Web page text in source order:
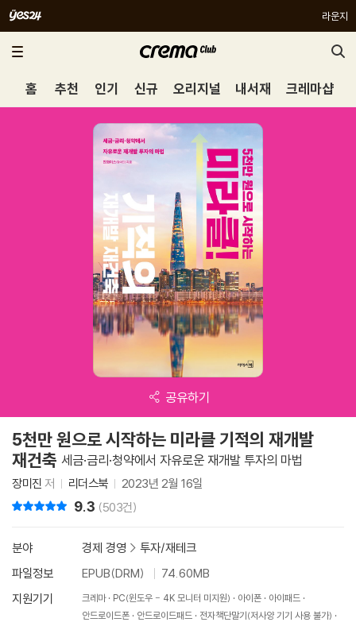
라운지
홈 추천 인기 신규 오리지널 내서재 크레마샵
공유하기
5천만 원으로 시작하는 미라클 기적의 재개발
재건축 세금·금리·청약에서 자유로운 재개발 투자의 마법
장미진 저 리더스북 2023년 2월 16일
9.3 (503건)
분야 경제 경영 > 투자/재테크
파일정보
EPUB(DRM)
74.60MB
지원기기
크레마 PC(윈도우 - 4K 모니터 미지원) 아이폰
아이패드
안드로이드폰
안드로이드패드
전자책단말기(저사양 기기 사용 불가)